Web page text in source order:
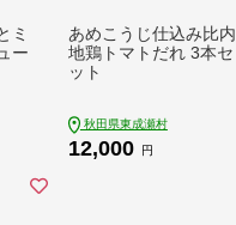
ミ
ー
あめこうじ仕込み比内
地鶏トマトだれ 3本セ
ット
秋田県東成瀬村
12,000 円